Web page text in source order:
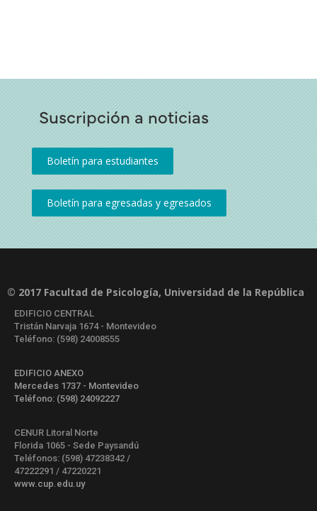
Suscripción a noticias
© 2017 Facultad de Psicología, Universidad de la República
EDIFICIO CENTRAL
Tristán Narvaja 1674 - Montevideo
Teléfono: (598) 24008555
EDIFICIO ANEXO
Mercedes 1737 - Montevideo
Teléfono: (598) 24092227
CENUR Litoral Norte
Florida 1065 - Sede Paysandú
Teléfonos: (598) 47238342 /
47222291 / 47220221
www.cup.edu.uy